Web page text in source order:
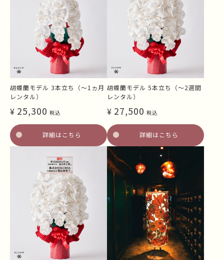
胡蝶蘭モデル 3本立ち（～1ヵ月
レンタル）
¥ 25,300 税込
詳細はこちら
胡蝶蘭モデル 5本立ち（～2週間
レンタル）
¥ 27,500 税込
詳細はこちら